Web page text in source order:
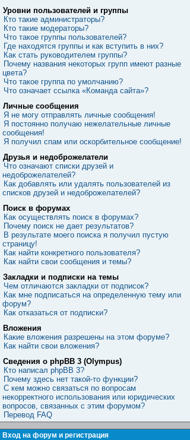
Уровни пользователей и группы
Кто такие администраторы?
Кто такие модераторы?
Что такое группы пользователей?
Где находятся группы и как вступить в них?
Как стать руководителем группы?
Почему названия некоторых групп имеют разные
цвета?
Что такое группа по умолчанию?
Что означает ссылка «Команда сайта»?
Личные сообщения
Я не могу отправлять личные сообщения!
Я постоянно получаю нежелательные личные
сообщения!
Я получил спам или оскорбительное сообщение!
Друзья и недоброжелатели
Что означают списки друзей и
недоброжелателей?
Как добавлять или удалять пользователей из
списков друзей и недоброжелателей?
Поиск в форумах
Как осуществлять поиск в форумах?
Почему поиск не дает результатов?
В результате моего поиска я получил пустую
страницу!
Как найти конкретного пользователя?
Как найти свои сообщения и темы?
Закладки и подписки на темы
Чем отличаются закладки от подписок?
Как мне подписаться на определенную тему или
форум?
Как отказаться от подписки?
Вложения
Какие вложения разрешены на этом форуме?
Как найти свои вложения?
Сведения о phpBB 3 (Olympus)
Кто написал phpBB 3?
Почему здесь нет такой-то функции?
С кем можно связаться по вопросам
некорректного использования или юридических
вопросов, связанных с этим форумом?
Перевод FAQ
Вход на форум и регистрация